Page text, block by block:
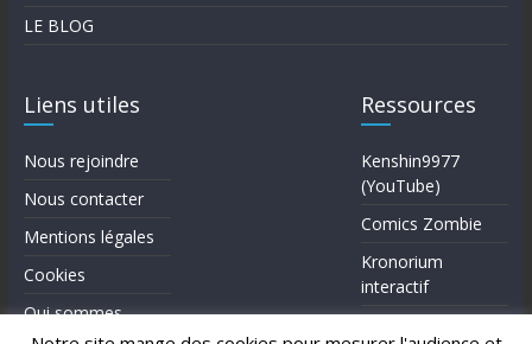
LE BLOG
Liens utiles
Nous rejoindre
Nous contacter
Mentions légales
Cookies
Qui sommes-
nous?
Ressources
Kenshin9977
(YouTube)
Comics Zombie
Kronorium
interactif